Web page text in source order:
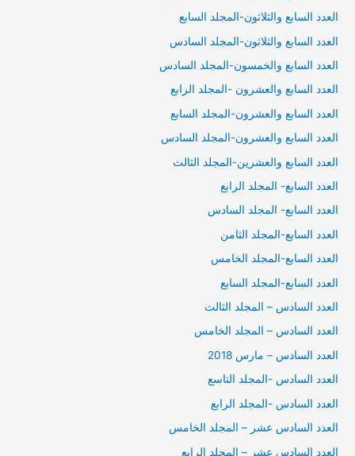
العدد السابع والثلاثون-المجلد السابع
العدد السابع والثلاثون-المجلد السادس
العدد السابع والخمسون-المجلد السادس
العدد السابع والعشرون -المجلد الرابع
العدد السابع والعشرون-المجلد السابع
العدد السابع والعشرون-المجلد السادس
العدد السابع والعشرين-المجلد الثالث
العدد السابع- المجلد الرابع
العدد السابع- المجلد السادس
العدد السابع-المجلد الثامن
العدد السابع-المجلد الخامس
العدد السابع-المجلد السابع
العدد السادس – المجلد الثالث
العدد السادس – المجلد الخامس
العدد السادس – مارس 2018
العدد السادس -المجلد التاسع
العدد السادس -المجلد الرابع
العدد السادس عشر – المجلد الخامس
العدد السادس عشر – المجلد الرابع